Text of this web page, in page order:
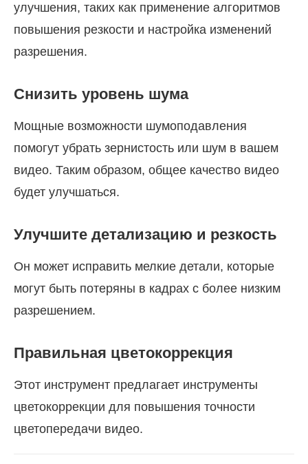
улучшения, таких как применение алгоритмов
повышения резкости и настройка изменений
разрешения.
Снизить уровень шума
Мощные возможности шумоподавления
помогут убрать зернистость или шум в вашем
видео. Таким образом, общее качество видео
будет улучшаться.
Улучшите детализацию и резкость
Он может исправить мелкие детали, которые
могут быть потеряны в кадрах с более низким
разрешением.
Правильная цветокоррекция
Этот инструмент предлагает инструменты
цветокоррекции для повышения точности
цветопередачи видео.